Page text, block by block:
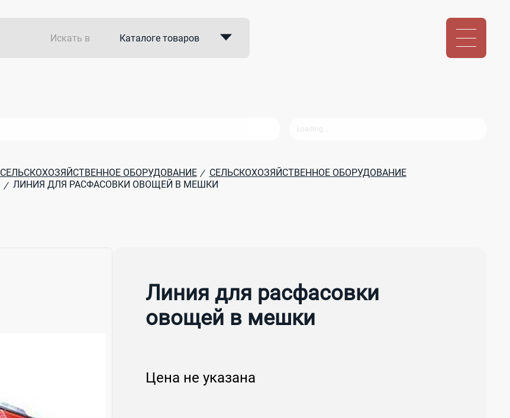
Искать в Каталоге товаров
СЕЛЬСКОХОЗЯЙСТВЕННОЕ ОБОРУДОВАНИЕ / СЕЛЬСКОХОЗЯЙСТВЕННОЕ ОБОРУДОВАНИЕ
/ ЛИНИЯ ДЛЯ РАСФАСОВКИ ОВОЩЕЙ В МЕШКИ
Линия для расфасовки
овощей в мешки
Цена не указана